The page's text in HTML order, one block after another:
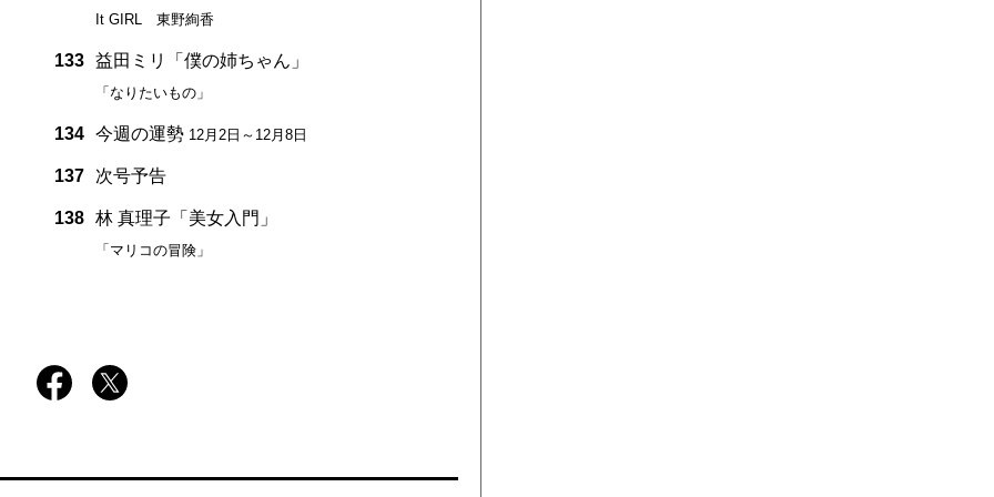
It GIRL 東野絢香
133 益田ミリ「僕の姉ちゃん」
「なりたいもの」
134 今週の運勢 12月2日～12月8日
137 次号予告
138 林 真理子「美女入門」
「マリコの冒険」